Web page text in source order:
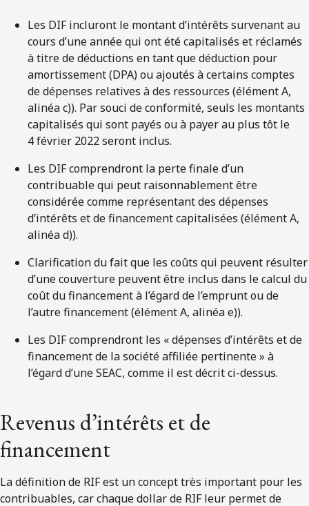
Les DIF incluront le montant d’intérêts survenant au
cours d’une année qui ont été capitalisés et réclamés
à titre de déductions en tant que déduction pour
amortissement (DPA) ou ajoutés à certains comptes
de dépenses relatives à des ressources (élément A,
alinéa c)). Par souci de conformité, seuls les montants
capitalisés qui sont payés ou à payer au plus tôt le
4 février 2022 seront inclus.
Les DIF comprendront la perte finale d’un
contribuable qui peut raisonnablement être
considérée comme représentant des dépenses
d’intérêts et de financement capitalisées (élément A,
alinéa d)).
Clarification du fait que les coûts qui peuvent résulter
d’une couverture peuvent être inclus dans le calcul du
coût du financement à l’égard de l’emprunt ou de
l’autre financement (élément A, alinéa e)).
Les DIF comprendront les « dépenses d’intérêts et de
financement de la société affiliée pertinente » à
l’égard d’une SEAC, comme il est décrit ci-dessus.
Revenus d’intérêts et de
financement
La définition de RIF est un concept très important pour les
contribuables, car chaque dollar de RIF leur permet de